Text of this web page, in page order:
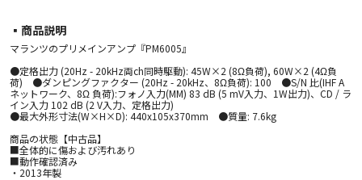
▪︎商品説明
マランツのプリメインアンプ『PM6005』
●定格出力 (20Hz - 20kHz両ch同時駆動): 45W×2 (8Ω負荷), 60W×2 (4Ω負
荷) ●ダンピングファクター (20Hz - 20kHz、8Ω負荷): 100 ●S/N 比(IHF A
ネットワーク、8Ω 負荷):フォノ入力(MM) 83 dB (5 mV入力、1W出力)、CD / ラ
イン入力 102 dB (2 V入力、定格出力)
●最大外形寸法(W×H×D): 440x105x370mm ●質量: 7.6kg
商品の状態【中古品】
■全体的に傷および汚れあり
■動作確認済み
・2013年製